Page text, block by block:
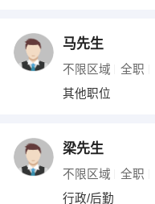
马先生
不限区域 全职
其他职位
梁先生
不限区域 全职
行政/后勤